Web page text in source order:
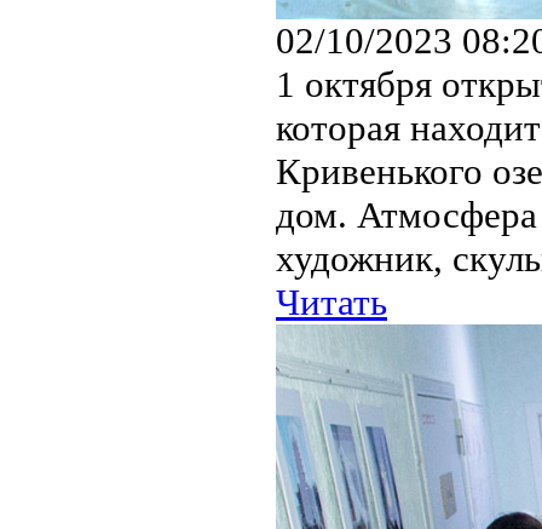
02/10/2023
1 октября
которая
Кривенького
дом. Атмосфера
художник,
Читать